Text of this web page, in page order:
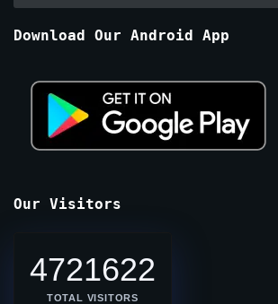
Download Our Android App
Our Visitors
4721622
TOTAL VISITORS